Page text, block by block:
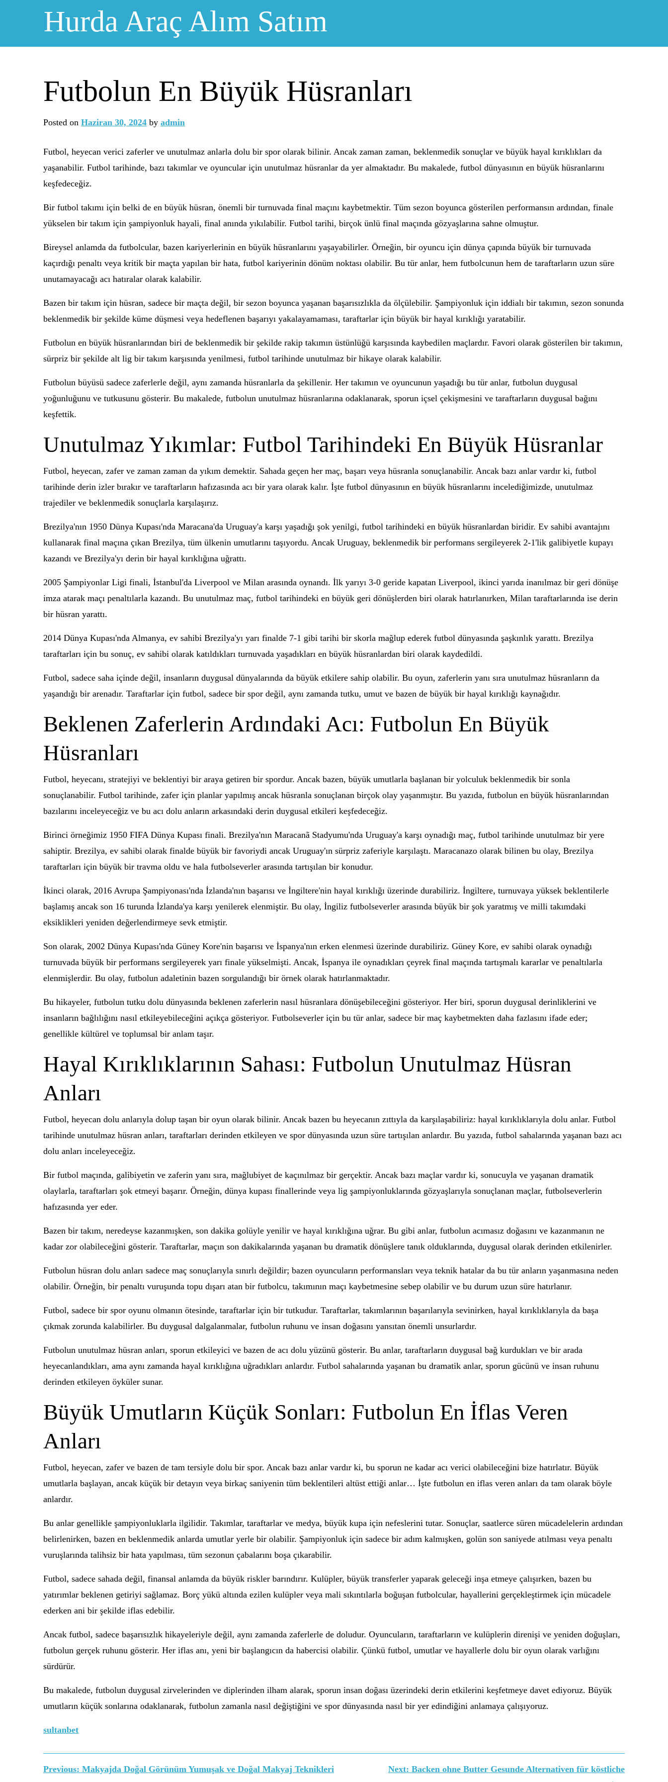
Hurda Araç Alım Satım
Futbolun En Büyük Hüsranları
Posted on Haziran 30, 2024 by admin
Futbol, heyecan verici zaferler ve unutulmaz anlarla dolu bir spor olarak bilinir. Ancak zaman zaman, beklenmedik sonuçlar ve büyük hayal kırıklıkları da
yaşanabilir. Futbol tarihinde, bazı takımlar ve oyuncular için unutulmaz hüsranlar da yer almaktadır. Bu makalede, futbol dünyasının en büyük hüsranlarını
keşfedeceğiz.
Bir futbol takımı için belki de en büyük hüsran, önemli bir turnuvada final maçını kaybetmektir. Tüm sezon boyunca gösterilen performansın ardından, finale
yükselen bir takım için şampiyonluk hayali, final anında yıkılabilir. Futbol tarihi, birçok ünlü final maçında gözyaşlarına sahne olmuştur.
Bireysel anlamda da futbolcular, bazen kariyerlerinin en büyük hüsranlarını yaşayabilirler. Örneğin, bir oyuncu için dünya çapında büyük bir turnuvada
kaçırdığı penaltı veya kritik bir maçta yapılan bir hata, futbol kariyerinin dönüm noktası olabilir. Bu tür anlar, hem futbolcunun hem de taraftarların uzun süre
unutamayacağı acı hatıralar olarak kalabilir.
Bazen bir takım için hüsran, sadece bir maçta değil, bir sezon boyunca yaşanan başarısızlıkla da ölçülebilir. Şampiyonluk için iddialı bir takımın, sezon sonunda
beklenmedik bir şekilde küme düşmesi veya hedeflenen başarıyı yakalayamaması, taraftarlar için büyük bir hayal kırıklığı yaratabilir.
Futbolun en büyük hüsranlarından biri de beklenmedik bir şekilde rakip takımın üstünlüğü karşısında kaybedilen maçlardır. Favori olarak gösterilen bir takımın,
sürpriz bir şekilde alt lig bir takım karşısında yenilmesi, futbol tarihinde unutulmaz bir hikaye olarak kalabilir.
Futbolun büyüsü sadece zaferlerle değil, aynı zamanda hüsranlarla da şekillenir. Her takımın ve oyuncunun yaşadığı bu tür anlar, futbolun duygusal
yoğunluğunu ve tutkusunu gösterir. Bu makalede, futbolun unutulmaz hüsranlarına odaklanarak, sporun içsel çekişmesini ve taraftarların duygusal bağını
keşfettik.
Unutulmaz Yıkımlar: Futbol Tarihindeki En Büyük Hüsranlar
Futbol, heyecan, zafer ve zaman zaman da yıkım demektir. Sahada geçen her maç, başarı veya hüsranla sonuçlanabilir. Ancak bazı anlar vardır ki, futbol
tarihinde derin izler bırakır ve taraftarların hafızasında acı bir yara olarak kalır. İşte futbol dünyasının en büyük hüsranlarını incelediğimizde, unutulmaz
trajediler ve beklenmedik sonuçlarla karşılaşırız.
Brezilya'nın 1950 Dünya Kupası'nda Maracana'da Uruguay'a karşı yaşadığı şok yenilgi, futbol tarihindeki en büyük hüsranlardan biridir. Ev sahibi avantajını
kullanarak final maçına çıkan Brezilya, tüm ülkenin umutlarını taşıyordu. Ancak Uruguay, beklenmedik bir performans sergileyerek 2-1'lik galibiyetle kupayı
kazandı ve Brezilya'yı derin bir hayal kırıklığına uğrattı.
2005 Şampiyonlar Ligi finali, İstanbul'da Liverpool ve Milan arasında oynandı. İlk yarıyı 3-0 geride kapatan Liverpool, ikinci yarıda inanılmaz bir geri dönüşe
imza atarak maçı penaltılarla kazandı. Bu unutulmaz maç, futbol tarihindeki en büyük geri dönüşlerden biri olarak hatırlanırken, Milan taraftarlarında ise derin
bir hüsran yarattı.
2014 Dünya Kupası'nda Almanya, ev sahibi Brezilya'yı yarı finalde 7-1 gibi tarihi bir skorla mağlup ederek futbol dünyasında şaşkınlık yarattı. Brezilya
taraftarları için bu sonuç, ev sahibi olarak katıldıkları turnuvada yaşadıkları en büyük hüsranlardan biri olarak kaydedildi.
Futbol, sadece saha içinde değil, insanların duygusal dünyalarında da büyük etkilere sahip olabilir. Bu oyun, zaferlerin yanı sıra unutulmaz hüsranların da
yaşandığı bir arenadır. Taraftarlar için futbol, sadece bir spor değil, aynı zamanda tutku, umut ve bazen de büyük bir hayal kırıklığı kaynağıdır.
Beklenen Zaferlerin Ardındaki Acı: Futbolun En Büyük
Hüsranları
Futbol, heyecanı, stratejiyi ve beklentiyi bir araya getiren bir spordur. Ancak bazen, büyük umutlarla başlanan bir yolculuk beklenmedik bir sonla
sonuçlanabilir. Futbol tarihinde, zafer için planlar yapılmış ancak hüsranla sonuçlanan birçok olay yaşanmıştır. Bu yazıda, futbolun en büyük hüsranlarından
bazılarını inceleyeceğiz ve bu acı dolu anların arkasındaki derin duygusal etkileri keşfedeceğiz.
Birinci örneğimiz 1950 FIFA Dünya Kupası finali. Brezilya'nın Maracanã Stadyumu'nda Uruguay'a karşı oynadığı maç, futbol tarihinde unutulmaz bir yere
sahiptir. Brezilya, ev sahibi olarak finalde büyük bir favoriydi ancak Uruguay'ın sürpriz zaferiyle karşılaştı. Maracanazo olarak bilinen bu olay, Brezilya
taraftarları için büyük bir travma oldu ve hala futbolseverler arasında tartışılan bir konudur.
İkinci olarak, 2016 Avrupa Şampiyonası'nda İzlanda'nın başarısı ve İngiltere'nin hayal kırıklığı üzerinde durabiliriz. İngiltere, turnuvaya yüksek beklentilerle
başlamış ancak son 16 turunda İzlanda'ya karşı yenilerek elenmiştir. Bu olay, İngiliz futbolseverler arasında büyük bir şok yaratmış ve milli takımdaki
eksiklikleri yeniden değerlendirmeye sevk etmiştir.
Son olarak, 2002 Dünya Kupası'nda Güney Kore'nin başarısı ve İspanya'nın erken elenmesi üzerinde durabiliriz. Güney Kore, ev sahibi olarak oynadığı
turnuvada büyük bir performans sergileyerek yarı finale yükselmişti. Ancak, İspanya ile oynadıkları çeyrek final maçında tartışmalı kararlar ve penaltılarla
elenmişlerdir. Bu olay, futbolun adaletinin bazen sorgulandığı bir örnek olarak hatırlanmaktadır.
Bu hikayeler, futbolun tutku dolu dünyasında beklenen zaferlerin nasıl hüsranlara dönüşebileceğini gösteriyor. Her biri, sporun duygusal derinliklerini ve
insanların bağlılığını nasıl etkileyebileceğini açıkça gösteriyor. Futbolseverler için bu tür anlar, sadece bir maç kaybetmekten daha fazlasını ifade eder;
genellikle kültürel ve toplumsal bir anlam taşır.
Hayal Kırıklıklarının Sahası: Futbolun Unutulmaz Hüsran
Anları
Futbol, heyecan dolu anlarıyla dolup taşan bir oyun olarak bilinir. Ancak bazen bu heyecanın zıttıyla da karşılaşabiliriz: hayal kırıklıklarıyla dolu anlar. Futbol
tarihinde unutulmaz hüsran anları, taraftarları derinden etkileyen ve spor dünyasında uzun süre tartışılan anlardır. Bu yazıda, futbol sahalarında yaşanan bazı acı
dolu anları inceleyeceğiz.
Bir futbol maçında, galibiyetin ve zaferin yanı sıra, mağlubiyet de kaçınılmaz bir gerçektir. Ancak bazı maçlar vardır ki, sonucuyla ve yaşanan dramatik
olaylarla, taraftarları şok etmeyi başarır. Örneğin, dünya kupası finallerinde veya lig şampiyonluklarında gözyaşlarıyla sonuçlanan maçlar, futbolseverlerin
hafızasında yer eder.
Bazen bir takım, neredeyse kazanmışken, son dakika golüyle yenilir ve hayal kırıklığına uğrar. Bu gibi anlar, futbolun acımasız doğasını ve kazanmanın ne
kadar zor olabileceğini gösterir. Taraftarlar, maçın son dakikalarında yaşanan bu dramatik dönüşlere tanık olduklarında, duygusal olarak derinden etkilenirler.
Futbolun hüsran dolu anları sadece maç sonuçlarıyla sınırlı değildir; bazen oyuncuların performansları veya teknik hatalar da bu tür anların yaşanmasına neden
olabilir. Örneğin, bir penaltı vuruşunda topu dışarı atan bir futbolcu, takımının maçı kaybetmesine sebep olabilir ve bu durum uzun süre hatırlanır.
Futbol, sadece bir spor oyunu olmanın ötesinde, taraftarlar için bir tutkudur. Taraftarlar, takımlarının başarılarıyla sevinirken, hayal kırıklıklarıyla da başa
çıkmak zorunda kalabilirler. Bu duygusal dalgalanmalar, futbolun ruhunu ve insan doğasını yansıtan önemli unsurlardır.
Futbolun unutulmaz hüsran anları, sporun etkileyici ve bazen de acı dolu yüzünü gösterir. Bu anlar, taraftarların duygusal bağ kurdukları ve bir arada
heyecanlandıkları, ama aynı zamanda hayal kırıklığına uğradıkları anlardır. Futbol sahalarında yaşanan bu dramatik anlar, sporun gücünü ve insan ruhunu
derinden etkileyen öyküler sunar.
Büyük Umutların Küçük Sonları: Futbolun En İflas Veren
Anları
Futbol, heyecan, zafer ve bazen de tam tersiyle dolu bir spor. Ancak bazı anlar vardır ki, bu sporun ne kadar acı verici olabileceğini bize hatırlatır. Büyük
umutlarla başlayan, ancak küçük bir detayın veya birkaç saniyenin tüm beklentileri altüst ettiği anlar… İşte futbolun en iflas veren anları da tam olarak böyle
anlardır.
Bu anlar genellikle şampiyonluklarla ilgilidir. Takımlar, taraftarlar ve medya, büyük kupa için nefeslerini tutar. Sonuçlar, saatlerce süren mücadelelerin ardından
belirlenirken, bazen en beklenmedik anlarda umutlar yerle bir olabilir. Şampiyonluk için sadece bir adım kalmışken, golün son saniyede atılması veya penaltı
vuruşlarında talihsiz bir hata yapılması, tüm sezonun çabalarını boşa çıkarabilir.
Futbol, sadece sahada değil, finansal anlamda da büyük riskler barındırır. Kulüpler, büyük transferler yaparak geleceği inşa etmeye çalışırken, bazen bu
yatırımlar beklenen getiriyi sağlamaz. Borç yükü altında ezilen kulüpler veya mali sıkıntılarla boğuşan futbolcular, hayallerini gerçekleştirmek için mücadele
ederken ani bir şekilde iflas edebilir.
Ancak futbol, sadece başarısızlık hikayeleriyle değil, aynı zamanda zaferlerle de doludur. Oyuncuların, taraftarların ve kulüplerin direnişi ve yeniden doğuşları,
futbolun gerçek ruhunu gösterir. Her iflas anı, yeni bir başlangıcın da habercisi olabilir. Çünkü futbol, umutlar ve hayallerle dolu bir oyun olarak varlığını
sürdürür.
Bu makalede, futbolun duygusal zirvelerinden ve diplerinden ilham alarak, sporun insan doğası üzerindeki derin etkilerini keşfetmeye davet ediyoruz. Büyük
umutların küçük sonlarına odaklanarak, futbolun zamanla nasıl değiştiğini ve spor dünyasında nasıl bir yer edindiğini anlamaya çalışıyoruz.
sultanbet
Yazı
Previous: Makyajda Doğal Görünüm Yumuşak ve Doğal Makyaj Teknikleri Next: Backen ohne Butter Gesunde Alternativen für köstliche